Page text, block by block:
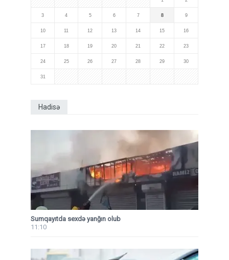
3 4 5 6 7 8 9
10 11 12 13 14 15 16
17 18 19 20 21 22 23
24 25 26 27 28 29 30
31
Hadisə
Sumqayıtda sexdə yanğın olub
11:10